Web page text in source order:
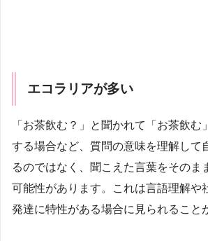
エコラリアが多い
「お茶飲む？」と聞かれて「お茶飲む
する場合など、質問の意味を理解して
るのではなく、聞こえた言葉をそのま
可能性があります。これは言語理解や
発達に特性がある場合に見られること